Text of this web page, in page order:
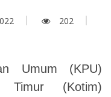
202
Umum (KPU)
Timur (Kotim)